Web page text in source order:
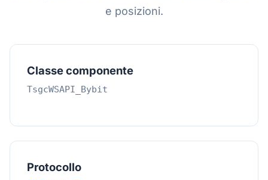
e posizioni.
Classe componente
TsgcWSAPI_Bybit
Protocollo